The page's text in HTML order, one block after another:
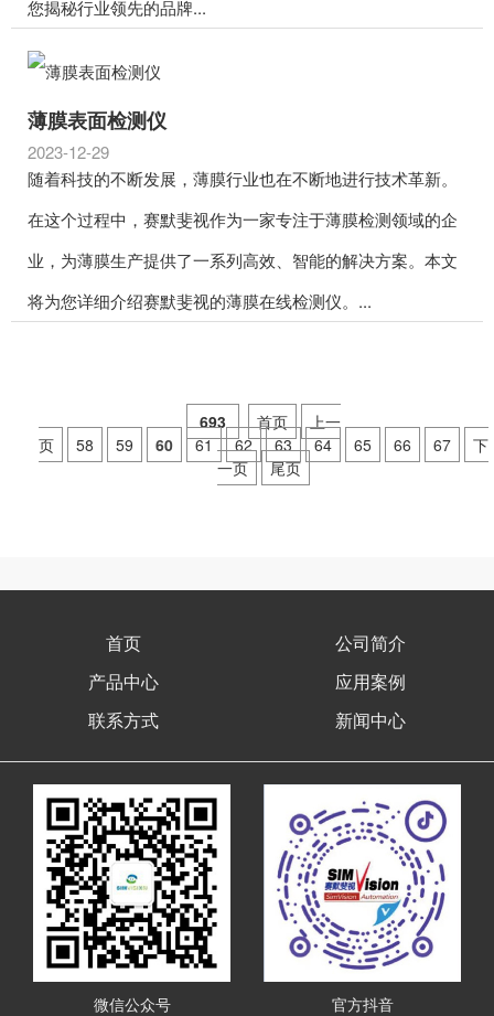
您揭秘行业领先的品牌...
薄膜表面检测仪
2023-12-29
随着科技的不断发展，薄膜行业也在不断地进行技术革新。
在这个过程中，赛默斐视作为一家专注于薄膜检测领域的企
业，为薄膜生产提供了一系列高效、智能的解决方案。本文
将为您详细介绍赛默斐视的薄膜在线检测仪。...
693 首页
上一
页
58 59 60 61 62 63 64 65 66 67
下
一页
尾页
首页
公司简介
产品中心
应用案例
联系方式
新闻中心
微信公众号 官方抖音